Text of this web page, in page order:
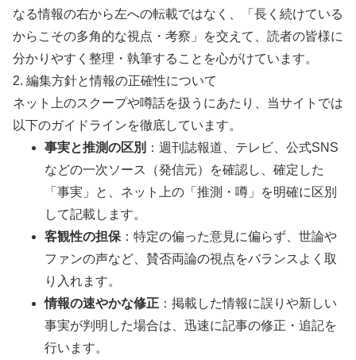
なる情報の右から左への転載ではなく、「長く続けている
からこその多角的な視点・考察」を交えて、読者の皆様に
分かりやすく整理・執筆することを心がけています。
2. 編集方針と情報の正確性について
ネット上のスクープや噂話を扱うにあたり、当サイトでは
以下のガイドラインを徹底しています。
事実と推測の区別 ：週刊誌報道、テレビ、公式SNS
などの一次ソース（発信元）を確認し、確定した
「事実」と、ネット上の「推測・噂」を明確に区別
して記載します。
客観性の担保 ：特定の偏った意見に偏らず、世論や
ファンの声など、賛否両論の視点をバランスよく取
り入れます。
情報の速やかな修正 ：掲載した情報に誤りや新しい
事実が判明した場合は、迅速に記事の修正・追記を
行います。